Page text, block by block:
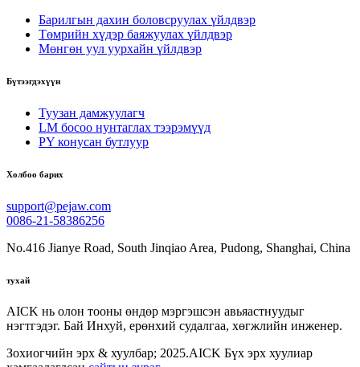
Барилгын дахин боловсруулах үйлдвэр
Төмрийн хүдэр баяжуулах үйлдвэр
Мөнгөн уул уурхайн үйлдвэр
Бүтээгдэхүүн
Туузан дамжуулагч
LM босоо нунтаглах тээрэмүүд
PY конусан бутлуур
Холбоо барих
support@pejaw.com
0086-21-58386256
No.416 Jianye Road, South Jinqiao Area, Pudong, Shanghai, China
тухай
AICK нь олон тооны өндөр мэргэшсэн авьяастнуудыг
нэгтгэдэг. Бай Инхуй, ерөнхий судалгаа, хөгжлийн инженер.
Зохиогчийн эрх & хуулбар; 2025.AICK Бүх эрх хуулиар